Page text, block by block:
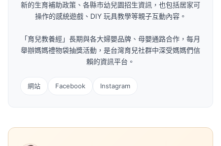
新的生育補助政策、各縣市幼兒園招生資訊，也包括居家可
操作的感統遊戲、DIY 玩具教學等親子互動內容。
「育兒教養經」長期與各大婦嬰品牌、母嬰通路合作，每月
舉辦媽媽禮物袋抽獎活動，是台灣育兒社群中深受媽媽們信
賴的資訊平台。
網站 Facebook Instagram